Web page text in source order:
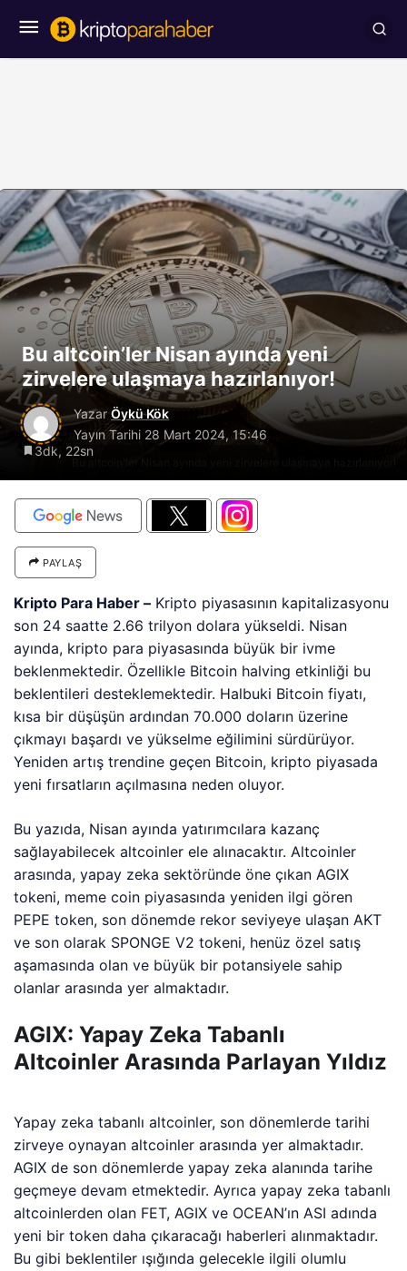
Bu altcoin’ler Nisan ayında yeni
zirvelere ulaşmaya hazırlanıyor!
Yazar Öykü Kök
Yayın Tarihi 28 Mart 2024, 15:46
3dk, 22sn
PAYLAŞ
Kripto Para Haber – Kripto piyasasının kapitalizasyonu
son 24 saatte 2.66 trilyon dolara yükseldi. Nisan
ayında, kripto para piyasasında büyük bir ivme
beklenmektedir. Özellikle Bitcoin halving etkinliği bu
beklentileri desteklemektedir. Halbuki Bitcoin fiyatı,
kısa bir düşüşün ardından 70.000 doların üzerine
çıkmayı başardı ve yükselme eğilimini sürdürüyor.
Yeniden artış trendine geçen Bitcoin, kripto piyasada
yeni fırsatların açılmasına neden oluyor.
Bu yazıda, Nisan ayında yatırımcılara kazanç
sağlayabilecek altcoinler ele alınacaktır. Altcoinler
arasında, yapay zeka sektöründe öne çıkan AGIX
tokeni, meme coin piyasasında yeniden ilgi gören
PEPE token, son dönemde rekor seviyeye ulaşan AKT
ve son olarak SPONGE V2 tokeni, henüz özel satış
aşamasında olan ve büyük bir potansiyele sahip
olanlar arasında yer almaktadır.
AGIX: Yapay Zeka Tabanlı
Altcoinler Arasında Parlayan Yıldız
Yapay zeka tabanlı altcoinler, son dönemlerde tarihi
zirveye oynayan altcoinler arasında yer almaktadır.
AGIX de son dönemlerde yapay zeka alanında tarihe
geçmeye devam etmektedir. Ayrıca yapay zeka tabanlı
altcoinlerden olan FET, AGIX ve OCEAN’ın ASI adında
yeni bir token daha çıkaracağı haberleri alınmaktadır.
Bu gibi beklentiler ışığında gelecekle ilgili olumlu